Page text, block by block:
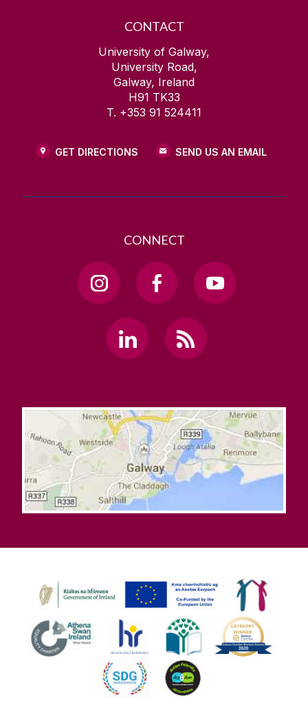
CONTACT
University of Galway,
University Road,
Galway, Ireland
H91 TK33
T. +353 91 524411
GET DIRECTIONS SEND US AN EMAIL
CONNECT